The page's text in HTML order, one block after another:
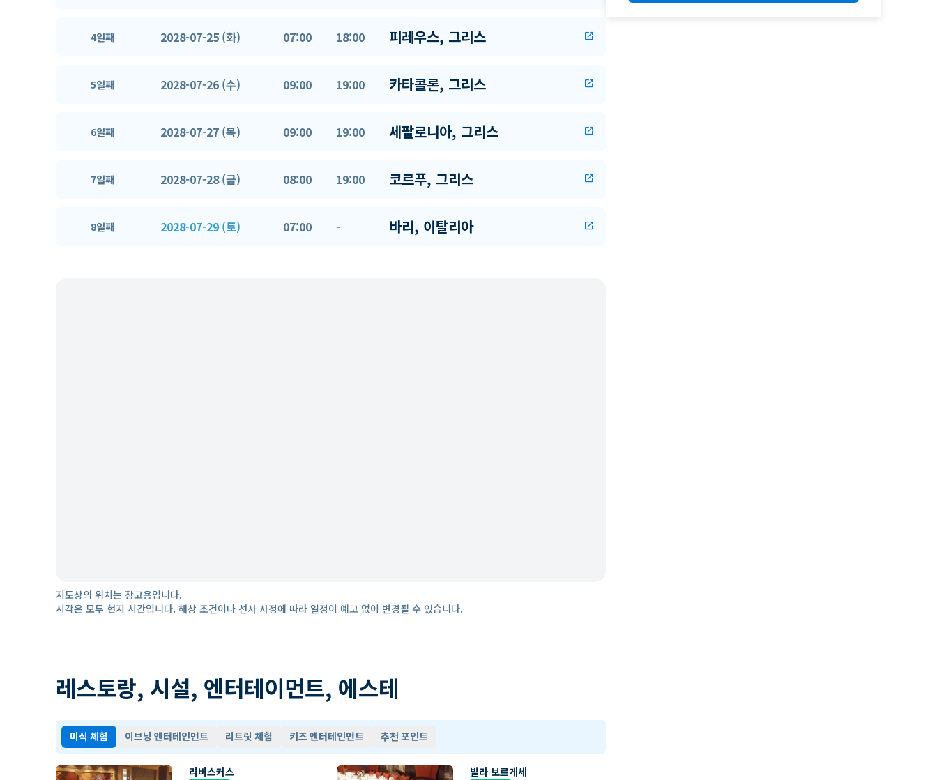
4일째 2028-07-25 (화) 07:00 18:00 피레우스, 그리스 open_in_new
5일째 2028-07-26 (수) 09:00 19:00 카타콜론, 그리스 open_in_new
6일째 2028-07-27 (목) 09:00 19:00 세팔로니아, 그리스 open_in_new
7일째 2028-07-28 (금) 08:00 19:00 코르푸, 그리스 open_in_new
8일째 2028-07-29 (토) 07:00 - 바리, 이탈리아 open_in_new
지도상의 위치는 참고용입니다.
시각은 모두 현지 시간입니다. 해상 조건이나 선사 사정에 따라 일정이 예고 없이 변경될 수 있습니다.
레스토랑, 시설, 엔터테이먼트, 에스테
미식 체험 이브닝 엔터테인먼트 리트릿 체험 키즈 엔터테인먼트 추천 포인트
리비스커스 빌라 보르게세